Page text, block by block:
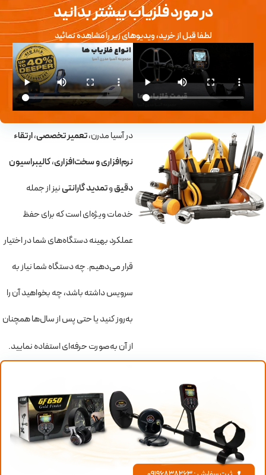
در مورد فلزیاب بیشتر بدانید
لطفا قبل از خرید، ویدیوهای زیر را مشاهده نمائید
در آسیا مدرن،تعمیر تخصصی،ارتقاء
نرم‌افزاری و سخت‌افزاری،کالیبراسیون
دقیقوتمدید گارانتینیز از جمله
خدمات ویژه‌ای است که برای حفظ
عملکرد بهینه دستگاه‌های شما در اختیار
قرار می‌دهیم. چه دستگاه شما نیاز به
سرویس داشته باشد، چه بخواهید آن را
به‌روز کنید یا حتی پس از سال‌ها همچنان
از آن به‌صورت حرفه‌ای استفاده نمایید.